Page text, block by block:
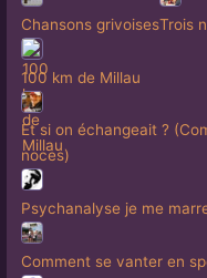
Chansons grivoisesTrois
100 km de Millau
Et si on échangeait ?
noces)
Psychanalyse je me
Comment se vanter en